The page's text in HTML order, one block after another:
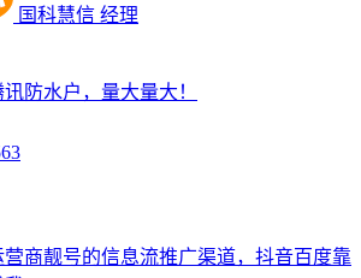
国科慧信 经理
防水户，量大量大！
商靓号的信息流推广渠道，抖音百度靠